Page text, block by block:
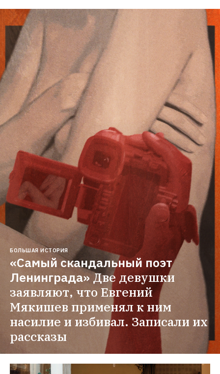
БОЛЬШАЯ ИСТОРИЯ
«Самый скандальный поэт
Ленинграда»Две девушки
заявляют, что Евгений
Мякишев применял к ним
насилие и избивал. Записали их
рассказы